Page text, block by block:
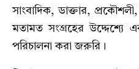
সাংবাদিক, ডাক্তার,
মতামত সংগ্রহের উদ্দেশ্যে
পরিচালনা করা জরুরি।